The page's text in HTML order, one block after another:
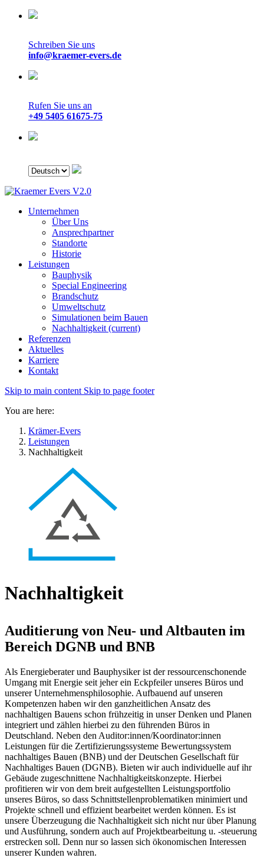
Schreiben Sie uns
info@kraemer-evers.de
Rufen Sie uns an
+49 5405 61675-75
Unternehmen
Über Uns
Ansprechpartner
Standorte
Historie
Leistungen
Bauphysik
Special Engineering
Brandschutz
Umweltschutz
Simulationen beim Bauen
Nachhaltigkeit (current)
Referenzen
Aktuelles
Karriere
Kontakt
Skip to main content Skip to page footer
You are here:
Krämer-Evers
Leistungen
Nachhaltigkeit
Nachhaltigkeit
Auditierung von Neu- und Altbauten im
Bereich DGNB und BNB
Als Energieberater und Bauphysiker ist der ressourcenschonende
Umgang mit Energie seit jeher ein Eckpfeiler unseres Büros und
unserer Unternehmensphilosophie. Aufbauend auf unseren
Kompetenzen haben wir den ganzheitlichen Ansatz des
nachhaltigen Bauens schon frühzeitig in unser Denken und Planen
integriert und zählen hierbei zu den führenden Büros in
Deutschland. Neben den Auditor:innen/Koordinator:innen
Leistungen für die Zertifizierungssysteme Bewertungssystem
nachhaltiges Bauen (BNB) und der Deutschen Gesellschaft für
Nachhaltiges Bauen (DGNB). Bieten wir auch individuelle auf ihr
Gebäude zugeschnittene Nachhaltigkeitskonzepte. Hierbei
profitieren wir von dem breit aufgestellten Leistungsportfolio
unseres Büros, so dass Schnittstellenproblematiken minimiert und
Projekte schnell und effizient bearbeitet werden können. Es ist
unsere Überzeugung die Nachhaltigkeit sich nicht nur über Planung
und Ausführung, sondern auch auf Projektbearbeitung u. -steuerung
erstrecken soll. Denn nur so lassen sich ökonomischen Interessen
unserer Kunden wahren.